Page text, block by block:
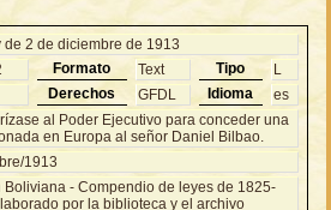
de 2 de diciembre de 1913
Formato Text Tipo
L
Derechos GFDL Idioma
es
al Poder Ejecutivo para conceder una
en Europa al señor Daniel Bilbao.
1913
Boliviana - Compendio de leyes de 1825-
por la biblioteca y el archivo